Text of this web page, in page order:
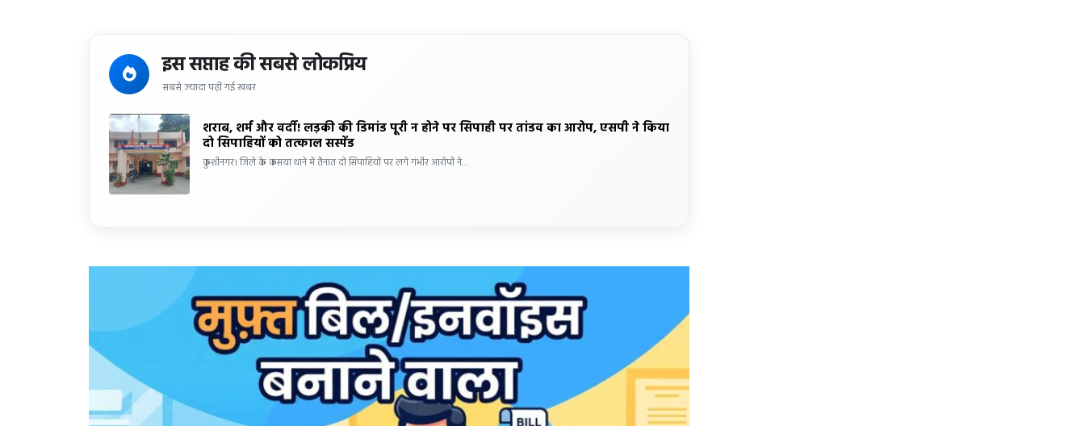
इस सप्ताह की सबसे लोकप्रिय
सबसे ज्यादा पढ़ी गई खबर
शराब, शर्म और वर्दी! लड़की की डिमांड पूरी न होने पर सिपाही पर तांडव का आरोप, एसपी ने किया
दो सिपाहियों को तत्काल सस्पेंड
कुशीनगर। जिले के कसया थाने में तैनात दो सिपाहियों पर लगे गंभीर आरोपों ने…